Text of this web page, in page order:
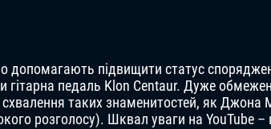
допомагають підвищити статус
педаль Klon Centaur. Дуже
схвалення таких знаменитостей, як
розголосу). Шквал уваги на YouTube –